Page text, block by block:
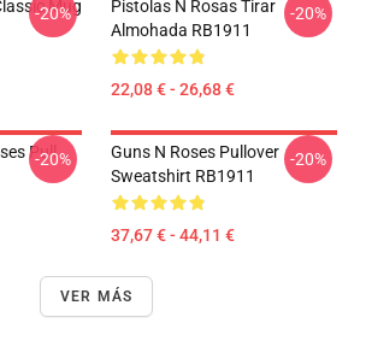
Mug
-20%
Pistolas N Rosas Tirar
Almohada RB1911
22,08 € - 26,68 €
-20%
Pull
-20%
Guns N Roses Pullover
Sweatshirt RB1911
37,67 € - 44,11 €
-20%
VER MÁS